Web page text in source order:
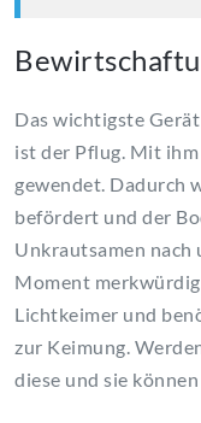
Das wichtigste
ist der Pflug. Mit
gewendet. Dadurch
befördert und der
Unkrautsamen nach
Moment
Lichtkeimer und
zur Keimung.
diese und sie